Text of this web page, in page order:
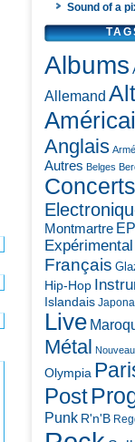
Sound of a
Albums
Allemand
Anglais
Autres Belges
Concerts
Montmartre EP
Expérimental
Français
Hip-Hop
Islandais
Live
Métal
Olympia
Post
Punk R'n'B